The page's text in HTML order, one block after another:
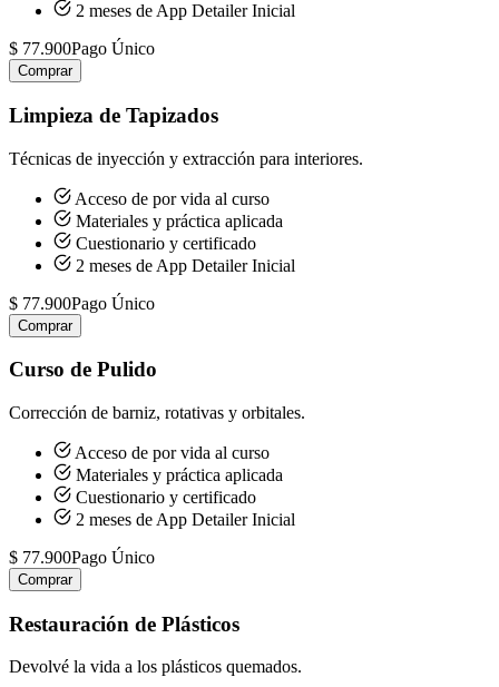
2 meses de App Detailer Inicial
$ 77.900Pago Único
Comprar
Limpieza de Tapizados
Técnicas de inyección y extracción para interiores.
Acceso de por vida al curso
Materiales y práctica aplicada
Cuestionario y certificado
2 meses de App Detailer Inicial
$ 77.900Pago Único
Comprar
Curso de Pulido
Corrección de barniz, rotativas y orbitales.
Acceso de por vida al curso
Materiales y práctica aplicada
Cuestionario y certificado
2 meses de App Detailer Inicial
$ 77.900Pago Único
Comprar
Restauración de Plásticos
Devolvé la vida a los plásticos quemados.